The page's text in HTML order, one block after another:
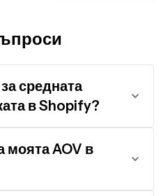
средната
в Shopify?
моята AOV в